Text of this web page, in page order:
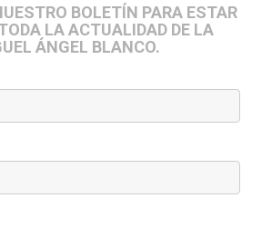
BOLETÍN PARA ESTAR
LA ACTUALIDAD DE LA
ÁNGEL BLANCO.